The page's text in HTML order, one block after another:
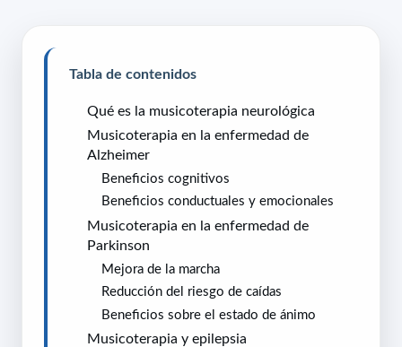
Tabla de contenidos
Qué es la musicoterapia neurológica
Musicoterapia en la enfermedad de
Alzheimer
Beneficios cognitivos
Beneficios conductuales y emocionales
Musicoterapia en la enfermedad de
Parkinson
Mejora de la marcha
Reducción del riesgo de caídas
Beneficios sobre el estado de ánimo
Musicoterapia y epilepsia